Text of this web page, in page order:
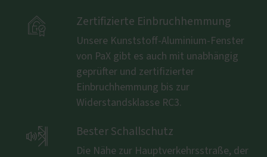
 Zertifizierte Einbruchhemmung
Unsere Kunststoff-Aluminium-Fenster
von PaX gibt es auch mit unabhängig
geprüfter und zertifizierter
Einbruchhemmung bis zur
Widerstandsklasse RC3.
 Bester Schallschutz
Die Nähe zur Hauptverkehrsstraße, der